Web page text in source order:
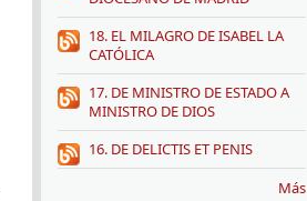
18. EL MILAGRO DE ISABEL LA
CATÓLICA
17. DE MINISTRO DE ESTADO A
MINISTRO DE DIOS
16. DE DELICTIS ET PENIS
Más